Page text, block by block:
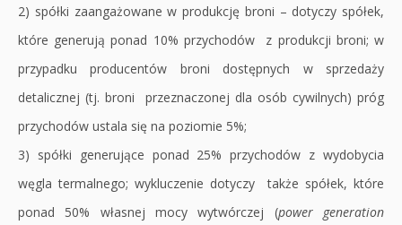
2) spółki zaangażowane w produkcję broni – dotyczy spółek,
które generują ponad 10% przychodów z produkcji broni; w
przypadku producentów broni dostępnych w sprzedaży
detalicznej (tj. broni przeznaczonej dla osób cywilnych) próg
przychodów ustala się na poziomie 5%;
3) spółki generujące ponad 25% przychodów z wydobycia
węgla termalnego; wykluczenie dotyczy także spółek, które
ponad 50% własnej mocy wytwórczej (power generation